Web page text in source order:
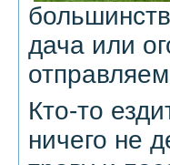
дача или
Кто-то
ничего не